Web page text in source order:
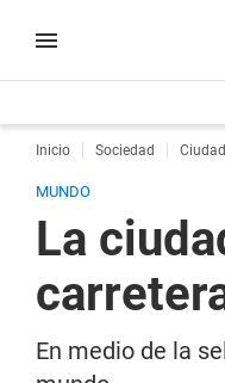
Inicio Sociedad Ciudad
MUNDO
La
En medio de la